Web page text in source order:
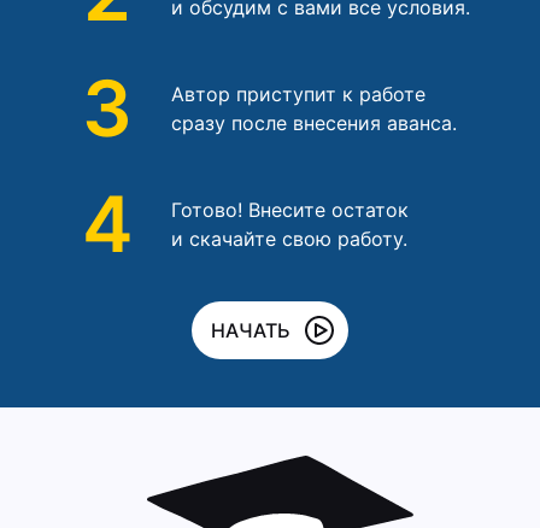
и обсудим с вами все условия.
3
Автор приступит к работе
сразу после внесения аванса.
4
Готово! Внесите остаток
и скачайте свою работу.
НАЧАТЬ